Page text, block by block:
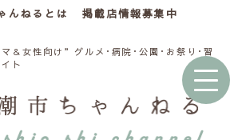
んねるとは 掲載店情報募集中
＆女性向け”グルメ･病院･公園･お祭り･習
ト